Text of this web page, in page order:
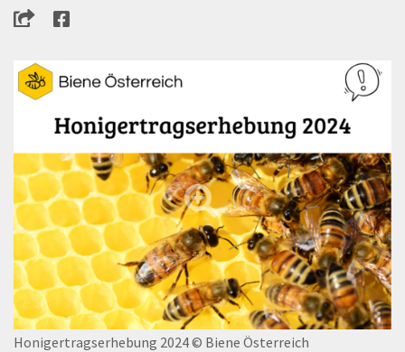
Honigertragserhebung 2024© Biene Österreich